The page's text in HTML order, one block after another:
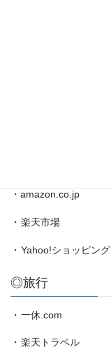
・amazon.co.jp
・ 楽天市場
・ Yahoo!ショッピング
◎旅行
・ 一休.com
・ 楽天トラベル